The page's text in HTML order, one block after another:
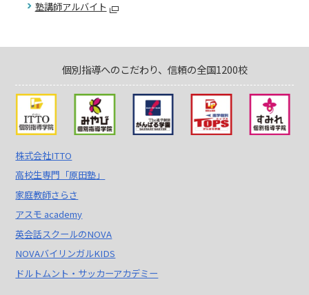
塾講師アルバイト
個別指導へのこだわり、信頼の全国1200校
株式会社ITTO
高校生専門「原田塾」
家庭教師さらさ
アスモ academy
英会話スクールのNOVA
NOVAバイリンガルKIDS
ドルトムント・サッカーアカデミー